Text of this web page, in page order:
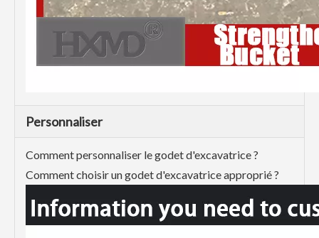
Personnaliser
Comment personnaliser le godet d'excavatrice ?
Comment choisir un godet d'excavatrice approprié ?